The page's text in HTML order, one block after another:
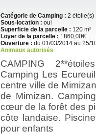
Catégorie de Camping : 2 étoile(s)
Sous-location : oui
Superficie de la parcelle : 120 m²
Loyer de la parcelle : 1860,00€
Ouverture : du 01/03/2014 au 25/
Animaux autorisés
CAMPING
Camping Les
centre ville de
de Mimizan.
cœur de la forêt des
côte landaise.
pour enfants